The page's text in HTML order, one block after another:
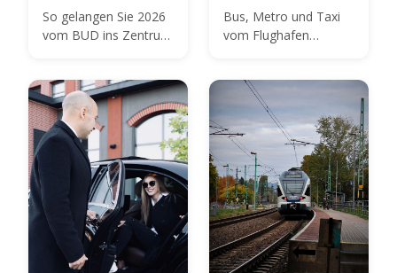
So gelangen Sie 2026
vom BUD ins Zentrum
im Vergleich, mit
Preisen und
Fahrzeiten.
Bus, Metro und Taxi
vom Flughafen
Vergleich